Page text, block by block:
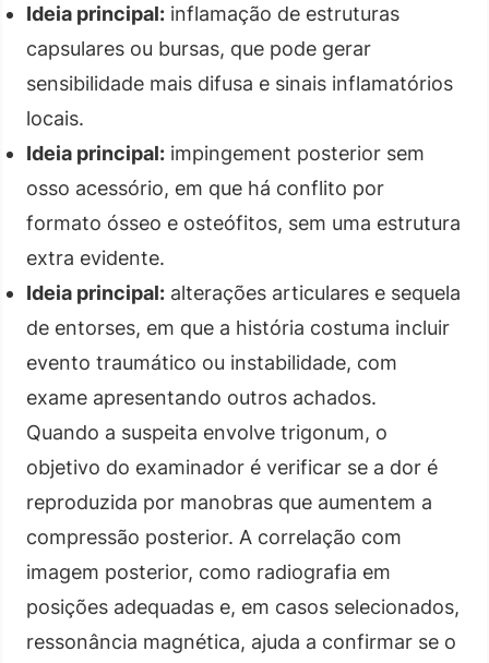
Ideia principal: inflamação de estruturas
capsulares ou bursas, que pode gerar
sensibilidade mais difusa e sinais inflamatórios
locais.
Ideia principal: impingement posterior sem
osso acessório, em que há conflito por
formato ósseo e osteófitos, sem uma estrutura
extra evidente.
Ideia principal: alterações articulares e sequela
de entorses, em que a história costuma incluir
evento traumático ou instabilidade, com
exame apresentando outros achados.
Quando a suspeita envolve trigonum, o
objetivo do examinador é verificar se a dor é
reproduzida por manobras que aumentem a
compressão posterior. A correlação com
imagem posterior, como radiografia em
posições adequadas e, em casos selecionados,
ressonância magnética, ajuda a confirmar se o